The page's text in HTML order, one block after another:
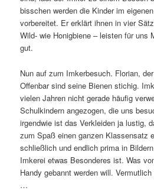
bisschen werden die Kinder im
vorbereitet. Er erklärt ihnen in vier
Wild- wie Honigbiene – leisten für uns
gut.
Nun auf zum Imkerbesuch. Florian,
Offenbar sind seine Bienen stichig.
vielen Jahren nicht gerade häufig
Schulkindern angezogen, die uns
irgendwie ist das Verkleiden ja lustig,
zum Spaß einen ganzen Klassensatz
schließlich und endlich prima in
Imkerei etwas Besonderes ist. Was
Handy gebannt werden will.
…